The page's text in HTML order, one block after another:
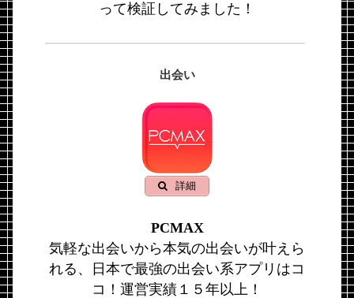
って検証してみました！
出会い
詳細
PCMAX
気軽な出会いから本気の出会いが叶えら
れる、日本で最強の出会い系アプリはコ
コ！運営実績１５年以上！